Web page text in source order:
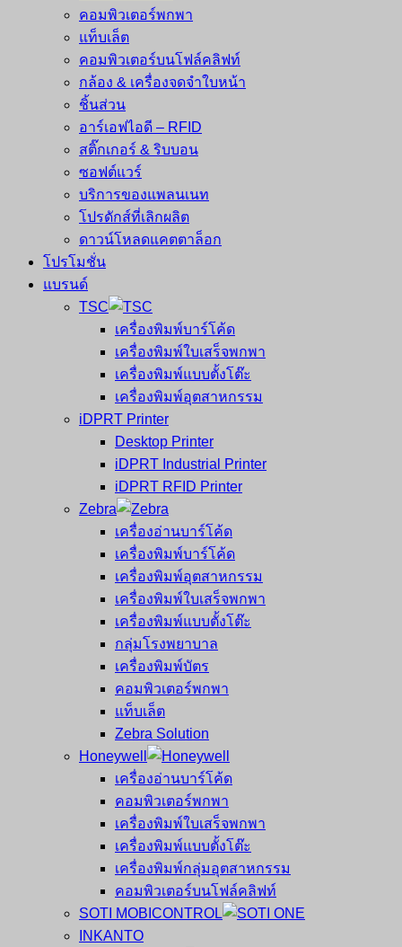
คอมพิวเตอร์พกพา
แท็บเล็ต
คอมพิวเตอร์บนโฟล์คลิฟท์
กล้อง & เครื่องจดจำใบหน้า
ชิ้นส่วน
อาร์เอฟไอดี – RFID
สติ๊กเกอร์ & ริบบอน
ซอฟต์แวร์
บริการของแพลนเนท
โปรดักส์ที่เลิกผลิต
ดาวน์โหลดแคตตาล็อก
โปรโมชั่น
แบรนด์
TSC
เครื่องพิมพ์บาร์โค้ด
เครื่องพิมพ์ใบเสร็จพกพา
เครื่องพิมพ์แบบตั้งโต๊ะ
เครื่องพิมพ์อุตสาหกรรม
iDPRT Printer
Desktop Printer
iDPRT Industrial Printer
iDPRT RFID Printer
Zebra
เครื่องอ่านบาร์โค้ด
เครื่องพิมพ์บาร์โค้ด
เครื่องพิมพ์อุตสาหกรรม
เครื่องพิมพ์ใบเสร็จพกพา
เครื่องพิมพ์แบบตั้งโต๊ะ
กลุ่มโรงพยาบาล
เครื่องพิมพ์บัตร
คอมพิวเตอร์พกพา
แท็บเล็ต
Zebra Solution
Honeywell
เครื่องอ่านบาร์โค้ด
คอมพิวเตอร์พกพา
เครื่องพิมพ์ใบเสร็จพกพา
เครื่องพิมพ์แบบตั้งโต๊ะ
เครื่องพิมพ์กลุ่มอุตสาหกรรม
คอมพิวเตอร์บนโฟล์คลิฟท์
SOTI MOBICONTROL
INKANTO